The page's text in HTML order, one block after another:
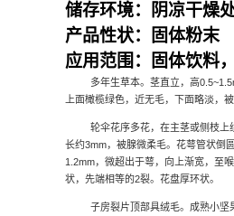
储存环境：阴凉干燥
产品性状：固体粉末
应用范围：固体饮料
多年生草本。茎直立，高
上面橄榄绿色，近无毛，下面略淡，
轮伞花序多花，在主茎或侧枝
长约3mm，被腺微柔毛。花萼管状倒
1.2mm，微超出于萼，向上渐宽，至
状，先端相等的2裂。花盘厚环状。
子房裂片顶部具绒毛。成熟小坚